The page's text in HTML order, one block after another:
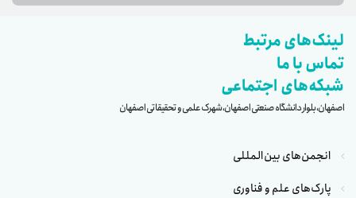
لینک‌های مرتبط
تماس با ما
شبکه‌های اجتماعی
اصفهان، بلوار دانشگاه صنعتی اصفهان، شهرک علمی و تحقیقاتی اصفهان
انجمن‌های بین‌المللی
پارک‌های علم و فناوری